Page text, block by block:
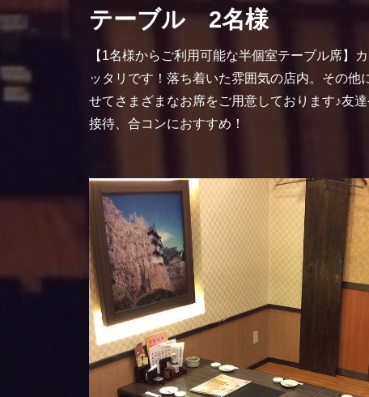
テーブル 2名様
【1名様からご利用可能な半個室テーブル席】
ッタリです！落ち着いた雰囲気の店内。その他
せてさまざまなお席をご用意しております♪友
接待、合コンにおすすめ！